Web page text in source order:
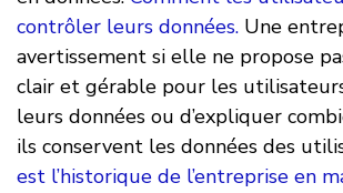
contrôler leurs données. Une
avertissement si elle ne propose
clair et gérable pour les
leurs données ou d’expliquer
ils conservent les données des
est l’historique de l’entreprise en